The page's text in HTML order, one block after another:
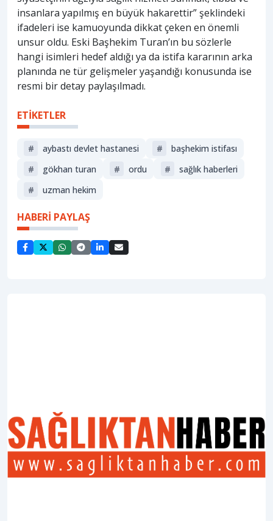
insanlara yapılmış en büyük hakarettir” şeklindeki
ifadeleri ise kamuoyunda dikkat çeken en önemli
unsur oldu. Eski Başhekim Turan’ın bu sözlerle
hangi isimleri hedef aldığı ya da istifa kararının arka
planında ne tür gelişmeler yaşandığı konusunda ise
resmi bir detay paylaşılmadı.
ETİKETLER
# aybastı devlet hastanesi #
başhekim istifası
#
gökhan turan # ordu #
sağlık haberleri
#
uzman hekim
HABERİ PAYLAŞ